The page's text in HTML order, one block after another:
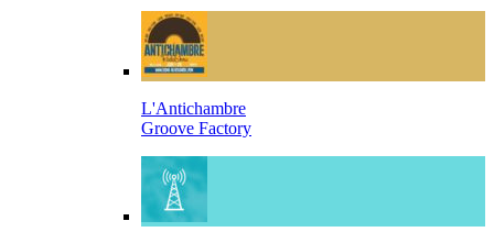
L'Antichambre
Groove Factory